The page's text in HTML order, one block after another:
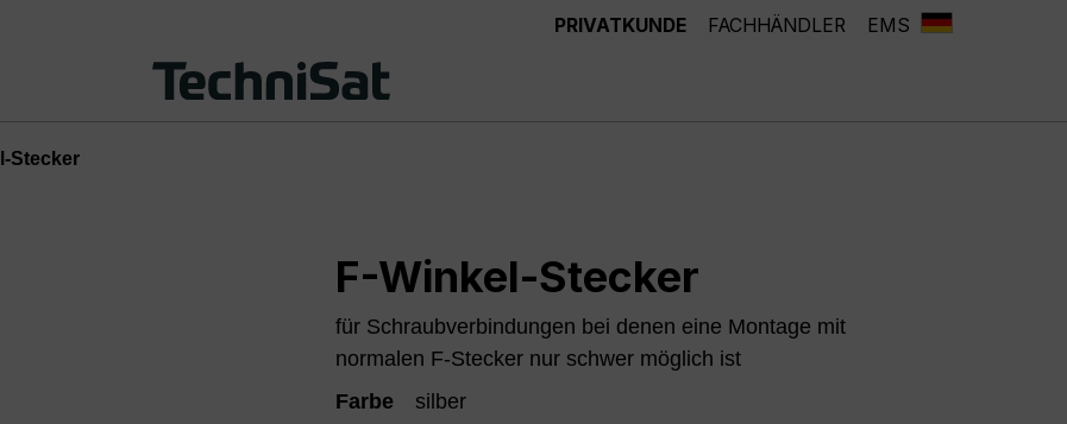
PRIVATKUNDE FACHHÄNDLER EMS
Stecker
F-Winkel-Stecker
für Schraubverbindungen bei denen eine Montage mit
normalen F-Stecker nur schwer möglich ist
Farbe
silber